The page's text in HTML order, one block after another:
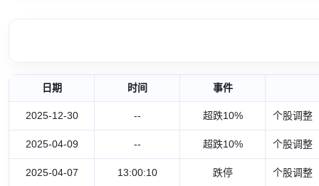
日期 时间 事件
2025-12-30 -- 超跌10% 个股调整
2025-04-09 -- 超跌10% 个股调整
2025-04-07 13:00:10 跌停 个股调整